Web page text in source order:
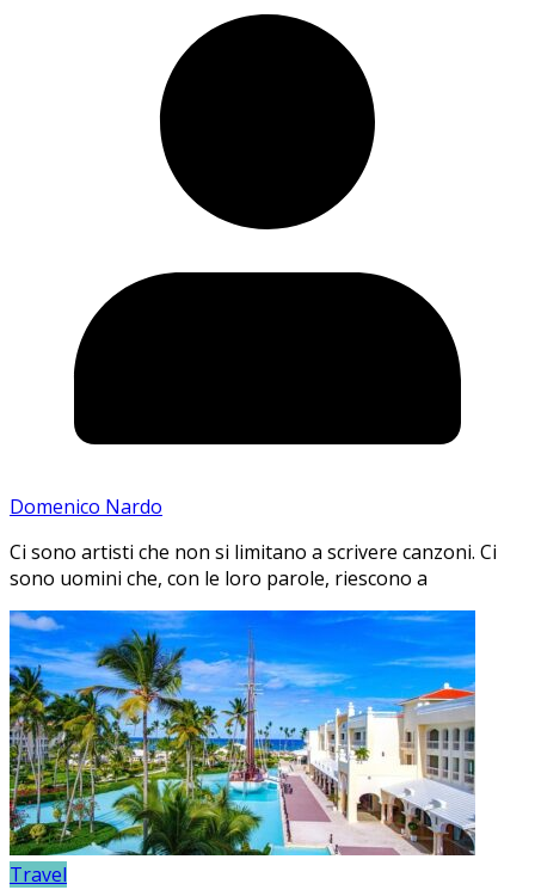
Domenico Nardo
Ci sono artisti che non si limitano a scrivere canzoni. Ci
sono uomini che, con le loro parole, riescono a
Travel